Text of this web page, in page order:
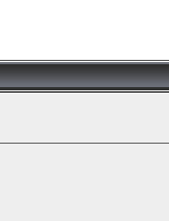
Programmation
Wargame